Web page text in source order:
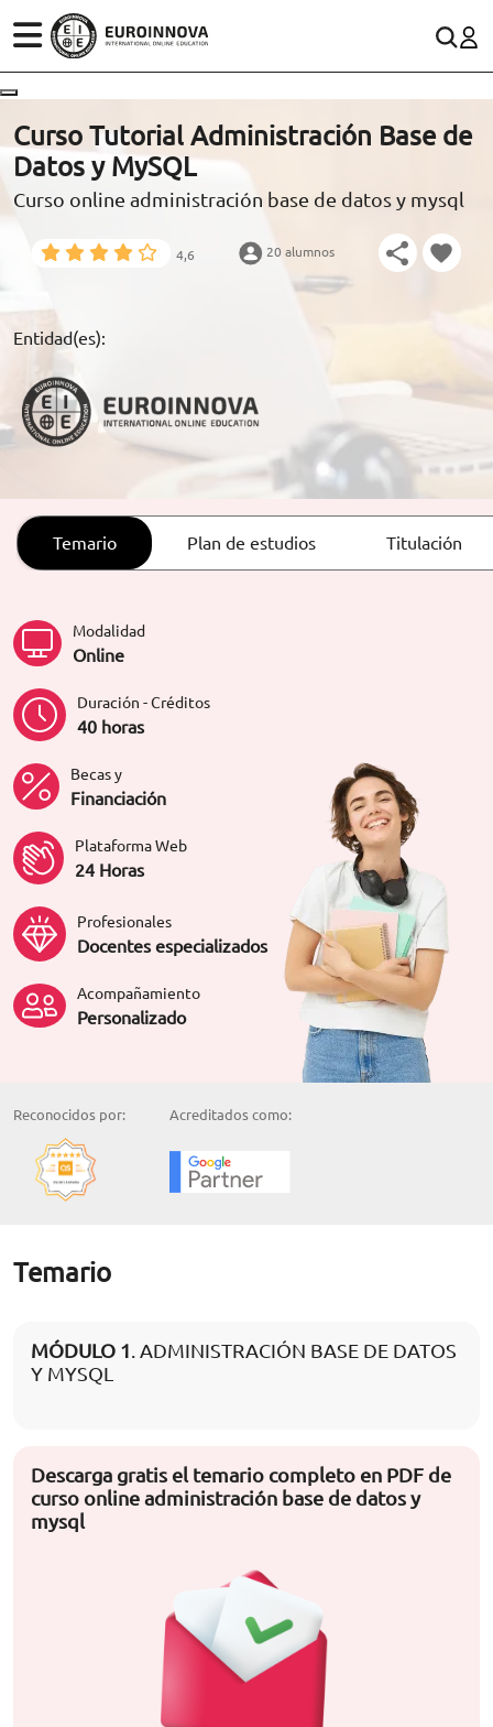
ÁREAS
ESTUDIOS
CONOCE EUROINNOVA
BECAS Y FINANCIACIÓN
RECURSOS EDUCATIVOS
ARTÍCULOS
(+34)958 050 200(gratuito en España)
900 831 200
formacion@euroinnova.com
TRABAJA CON NOSOTROS
Curso Tutorial Administración Base de
Datos y MySQL
Curso online administración base de datos y mysql
4,6 20 alumnos
Entidad(es):
Temario Plan de estudios Titulación
Modalidad
Online
Duración - Créditos
40 horas
Becas y
Financiación
Plataforma Web
24 Horas
Profesionales
Docentes especializados
Acompañamiento
Personalizado
Reconocidos por: Acreditados como:
Temario
MÓDULO 1. ADMINISTRACIÓN BASE DE DATOS
Y MYSQL
Descarga gratis el temario completo en PDF de
curso online administración base de datos y
mysql